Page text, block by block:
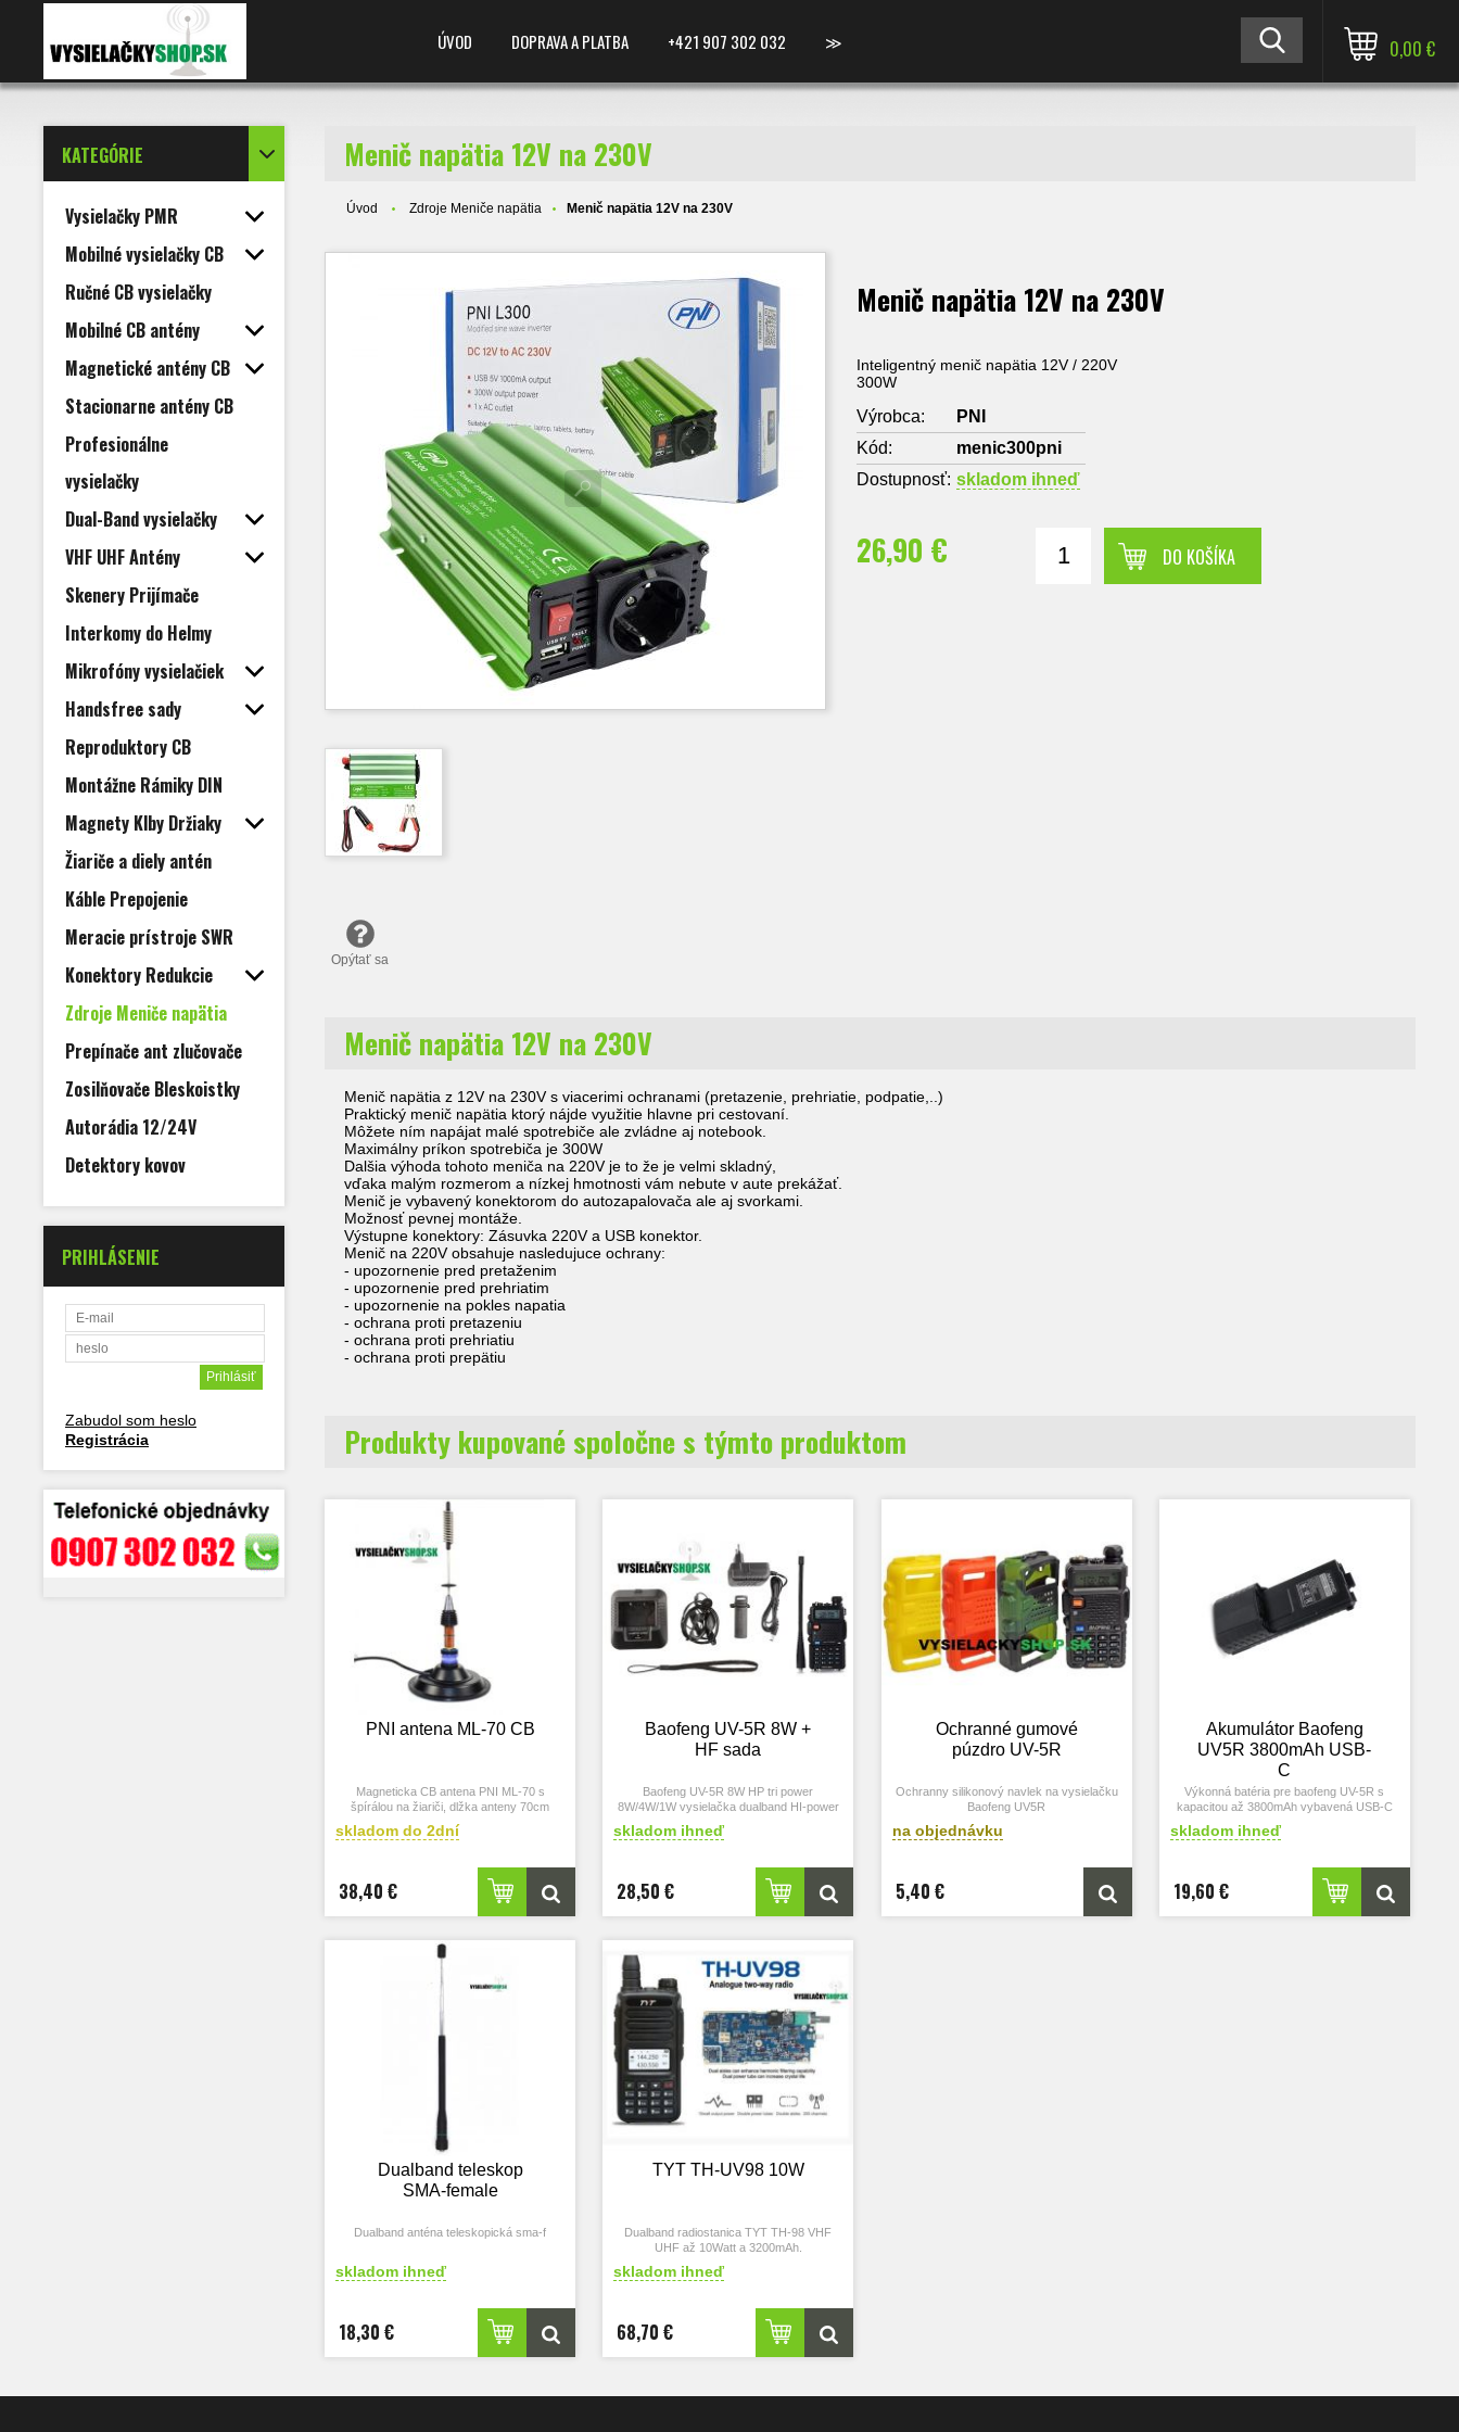
ÚVOD DOPRAVA A PLATBA +421 907 302 032 ≫ 0,00 €
KATEGÓRIE
Vysielačky PMR
Mobilné vysielačky CB
Ručné CB vysielačky
Mobilné CB antény
Magnetické antény CB
Stacionarne antény CB
Profesionálne
vysielačky
Dual-Band vysielačky
VHF UHF Antény
Skenery Prijímače
Interkomy do Helmy
Mikrofóny vysielačiek
Handsfree sady
Reproduktory CB
Montážne Rámiky DIN
Magnety Klby Držiaky
Žiariče a diely antén
Káble Prepojenie
Meracie prístroje SWR
Konektory Redukcie
Zdroje Meniče napätia
Prepínače ant zlučovače
Zosilňovače Bleskoistky
Autorádia 12/24V
Detektory kovov
PRIHLÁSENIE
Zabudol som heslo
Registrácia
Menič napätia 12V na 230V
Úvod Zdroje Meniče napätia Menič napätia 12V na 230V
Menič napätia 12V na 230V
Inteligentný menič napätia 12V / 220V
300W
Výrobca:
PNI
Kód:
menic300pni
Dostupnosť: skladom ihneď
26,90 € DO KOŠÍKA
Opýtať sa
Menič napätia 12V na 230V
Menič napätia z 12V na 230V s viacerimi ochranami (pretazenie, prehriatie, podpatie,..)
Praktický menič napätia ktorý nájde využitie hlavne pri cestovaní.
Môžete ním napájat malé spotrebiče ale zvládne aj notebook.
Maximálny príkon spotrebiča je 300W
Dalšia výhoda tohoto meniča na 220V je to že je velmi skladný,
vďaka malým rozmerom a nízkej hmotnosti vám nebute v aute prekážať.
Menič je vybavený konektorom do autozapalovača ale aj svorkami.
Možnosť pevnej montáže.
Výstupne konektory: Zásuvka 220V a USB konektor.
Menič na 220V obsahuje nasledujuce ochrany:
- upozornenie pred pretaženim
- upozornenie pred prehriatim
- upozornenie na pokles napatia
- ochrana proti pretazeniu
- ochrana proti prehriatiu
- ochrana proti prepätiu
Produkty kupované spoločne s týmto produktom
PNI antena ML-70 CB
Magneticka CB antena PNI ML-70 s
špírálou na žiariči, dlžka anteny 70cm
skladom do 2dní
38,40 €
Baofeng UV-5R 8W +
HF sada
Baofeng UV-5R 8W HP tri power
8W/4W/1W vysielačka dualband HI-power
skladom ihneď
28,50 €
Ochranné gumové
púzdro UV-5R
Ochranny silikonový navlek na vysielačku
Baofeng UV5R
na objednávku
5,40 €
Akumulátor Baofeng
UV5R 3800mAh USB-
C
Výkonná batéria pre baofeng UV-5R s
kapacitou až 3800mAh vybavená USB-C
skladom ihneď
19,60 €
Dualband teleskop
SMA-female
Dualband anténa teleskopická sma-f
skladom ihneď
18,30 €
TYT TH-UV98 10W
Dualband radiostanica TYT TH-98 VHF
UHF až 10Watt a 3200mAh.
nabitie, vysielačka TYT TH-UV98 je
ake môžete po vysielačke požadovať.
skladom ihneď
68,70 €